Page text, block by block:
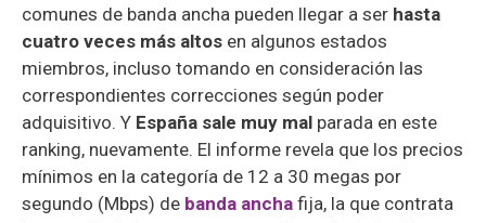
comunes de banda ancha pueden llegar a ser hasta
cuatro veces más altos en algunos estados
miembros, incluso tomando en consideración las
correspondientes correcciones según poder
adquisitivo. Y España sale muy mal parada en este
ranking, nuevamente. El informe revela que los precios
mínimos en la categoría de 12 a 30 megas por
segundo (Mbps) de banda ancha fija, la que contrata